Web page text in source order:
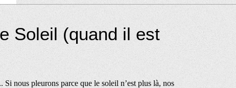
Soleil (quand il est
Si nous pleurons parce que le soleil n’est plus là, nos